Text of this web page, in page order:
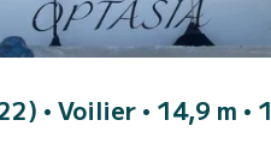
• Voilier • 14,9 m •